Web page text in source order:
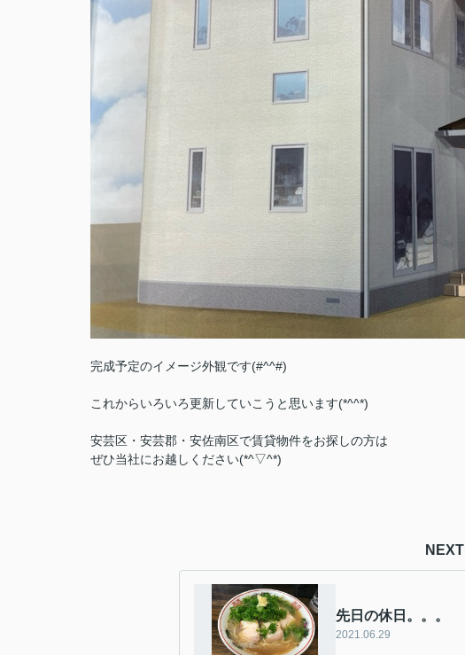
完成予定のイメージ外観です(#^^#)
これからいろいろ更新していこうと思います(*^^*)
安芸区・安芸郡・安佐南区で賃貸物件をお探しの方は
ぜひ当社にお越しください(*^▽^*)
NEXT
先日の休日。。。
2021.06.29